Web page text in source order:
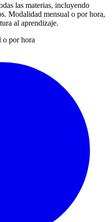
las materias, incluyendo
Modalidad mensual o por hora,
al aprendizaje.
o por hora